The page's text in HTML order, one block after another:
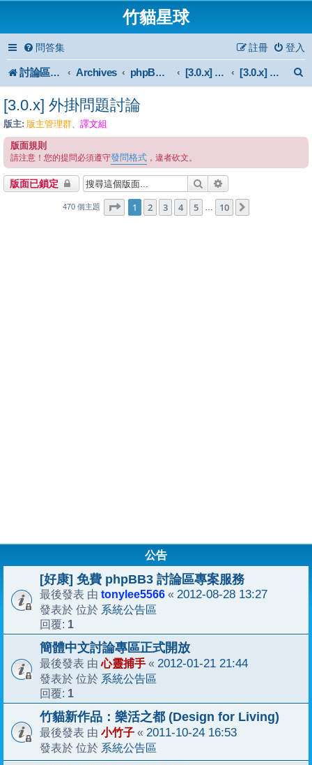
竹貓星球
問答集 登入
註冊
討論區首頁 Archives phpBB 3.0.x Forum Archive [3.0.x] Mod [3.0.x] 外掛問題討論
[3.0.x] 外掛問題討論
版主: 版主管理群、 譯文組
版面規則
請注意！您的提問必須遵守發問格式 ，違者砍文。
版面已鎖定 搜尋
470 個主題 第1 頁 (共 10頁)
1 2 3 4 5 … 10
公告
[好康] 免費 phpBB3 討論區專案服務
最後發表 由 tonylee5566 « 2012-08-28 13:27
發表於 位於 系統公告區
回覆: 1
簡體中文討論專區正式開放
最後發表 由心靈捕手 « 2012-01-21 21:44
發表於 位於 系統公告區
回覆: 1
竹貓新作品：樂活之都 (Design for Living)
最後發表 由 小竹子 « 2011-10-24 16:53
發表於 位於 系統公告區